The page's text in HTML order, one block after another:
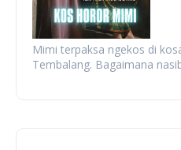
Mimi terpaksa ngekos di
Tembalang. Bagaimana